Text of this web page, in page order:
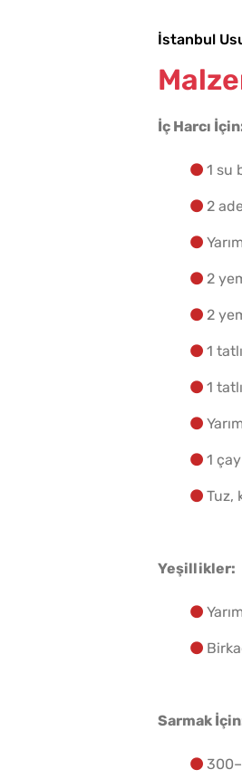
İstanbul
İç Harcı
1 su
2
2
2
1
1
1
Tuz,
Yeşillikler:
Sarmak